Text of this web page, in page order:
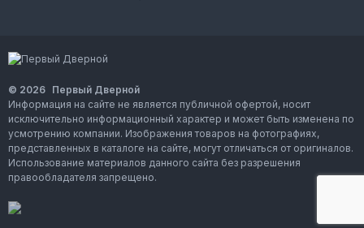
© 2026 Первый Дверной
Информация на сайте не является публичной офертой, носит
исключительно информационный характер и может быть изменена по
усмотрению компании. Изображения товаров на фотографиях,
представленных в каталоге на сайте, могут отличаться от оригиналов.
Использование материалов данного сайта без разрешения
правообладателя запрещено.